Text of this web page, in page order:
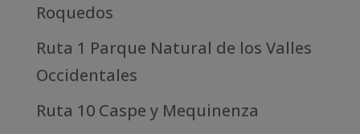
Roquedos
Ruta 1 Parque Natural de los Valles
Occidentales
Ruta 10 Caspe y Mequinenza